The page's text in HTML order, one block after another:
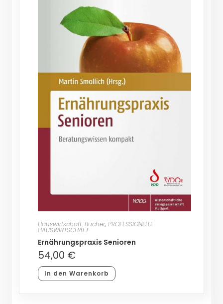
Hauswirtschaft-Bücher, PROFESSIONELLE
HAUSWIRTSCHAFT
Ernährungspraxis Senioren
54,00 €
In den Warenkorb